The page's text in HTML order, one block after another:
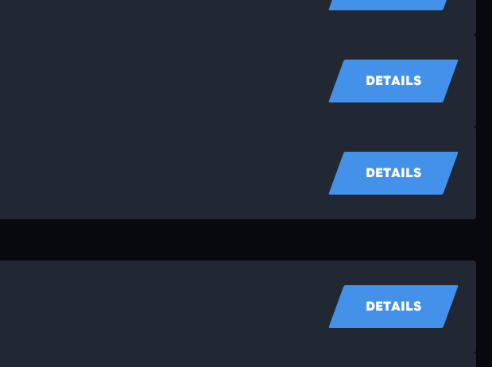
DETAILS
DETAILS
DETAILS